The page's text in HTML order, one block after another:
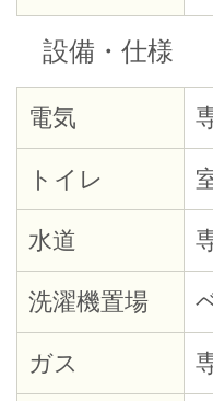
設備・仕様
電気
トイレ
水道
洗濯機置場
ガス